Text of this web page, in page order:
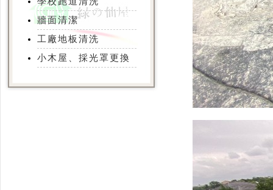
牆面清潔
工廠地板清洗
小木屋、採光罩更換